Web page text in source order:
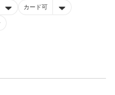
カード可